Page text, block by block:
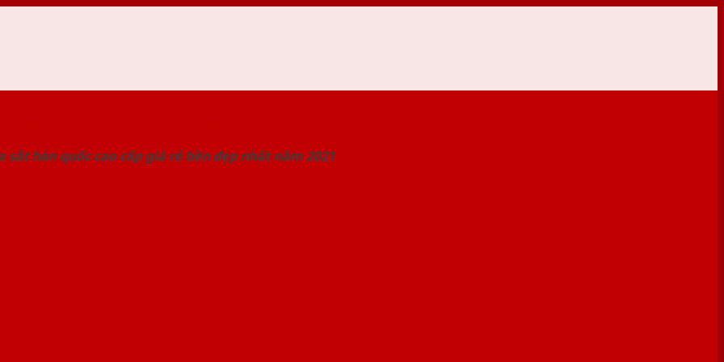
sắt hàn quốc cao cấp giá rẻ bền đẹp nhất năm 2021